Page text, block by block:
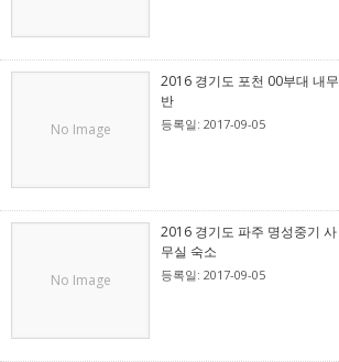
No Image
2016 경기도 포천 00부대 내무
반
등록일: 2017-09-05
No Image
2016 경기도 파주 명성중기 사
무실 숙소
등록일: 2017-09-05